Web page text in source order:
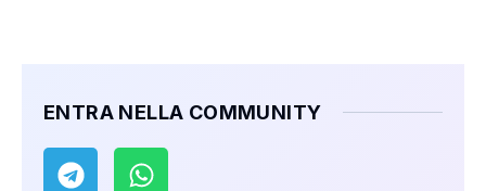
ENTRA NELLA COMMUNITY